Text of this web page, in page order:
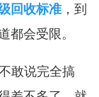
回收标准，到
都会受限。
敢说完全搞